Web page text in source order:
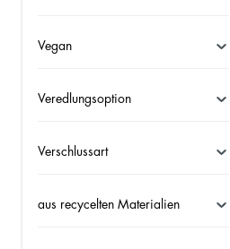
Vegan
Veredlungsoption
Verschlussart
aus recycelten Materialien